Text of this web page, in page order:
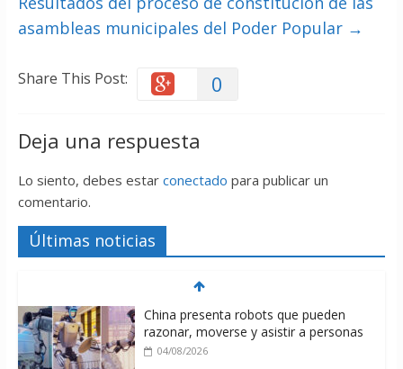
asambleas municipales del Poder Popular →
Share This Post: 0
Deja una respuesta
Lo siento, debes estar conectado para publicar un
comentario.
Últimas noticias
China presenta robots que pueden
razonar, moverse y asistir a personas
04/08/2026